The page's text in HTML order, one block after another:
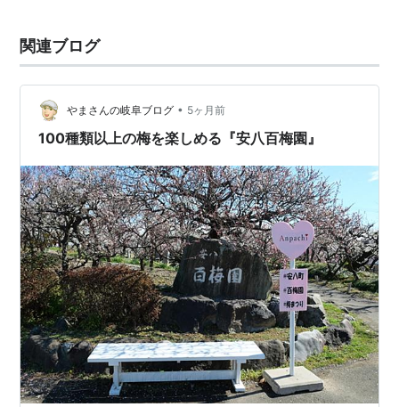
関連ブログ
やまさんの岐阜ブログ • 5ヶ月前
100種類以上の梅を楽しめる『安八百梅園』